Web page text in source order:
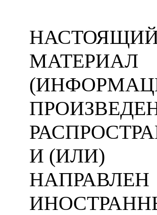
МАТЕРИАЛ
И (ИЛИ)
НАПРАВЛЕН